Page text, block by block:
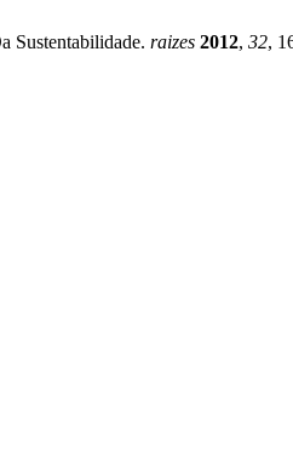
Sustentabilidade. raizes 2012, 32,